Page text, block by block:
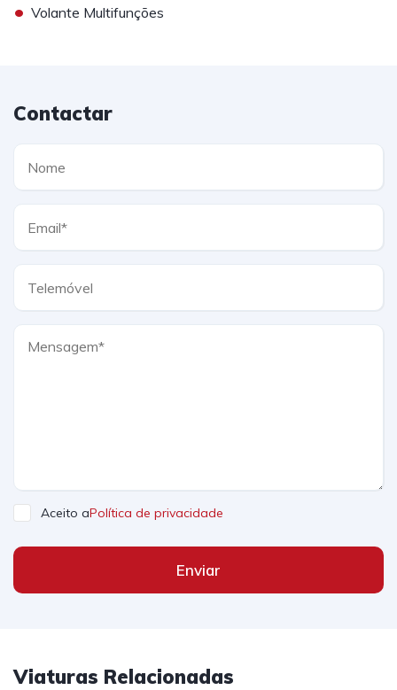
• Volante Multifunções
Contactar
Aceito aPolítica de privacidade
Enviar
Viaturas Relacionadas